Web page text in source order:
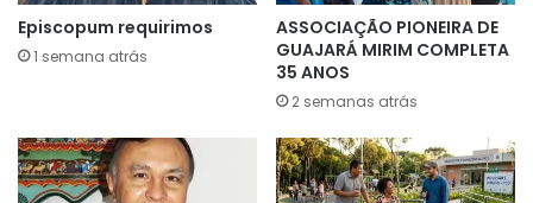
Episcopum requirimos
1 semana atrás
ASSOCIAÇÃO PIONEIRA DE
GUAJARÁ MIRIM COMPLETA
35 ANOS
2 semanas atrás